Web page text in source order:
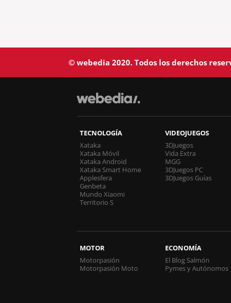
© webedia 2020. Todos los derechos
TECNOLOGÍA
Xataka
Xataka Móvil
Xataka Android
Xataka Smart Home
Applesfera
Genbeta
Mundo Xiaomi
Territorio S
VIDEOJUEGOS
3DJuegos
Vida Extra
MGG
3DJuegos PC
3DJuegos Guías
MOTOR
Motorpasión
Motorpasión Moto
ECONOMÍA
El Blog Salmón
Pymes y Autónomos